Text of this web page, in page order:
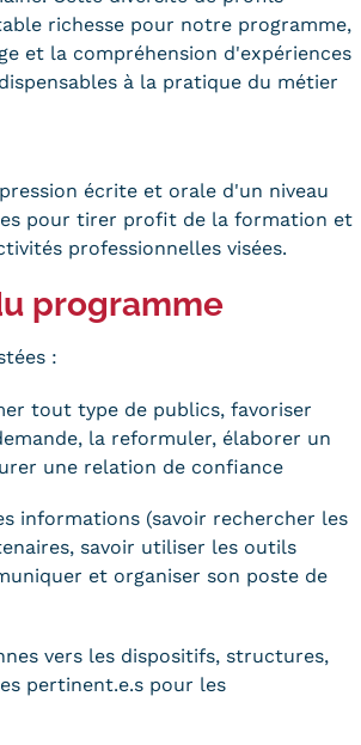
richesse pour notre programme,
et la compréhension d'expériences
à la pratique du métier
écrite et orale d'un niveau
pour tirer profit de la formation et
professionnelles visées.
programme
:
tout type de publics, favoriser
la reformuler, élaborer un
une relation de confiance
informations (savoir rechercher les
savoir utiliser les outils
et organiser son poste de
vers les dispositifs, structures,
pertinent.e.s pour les